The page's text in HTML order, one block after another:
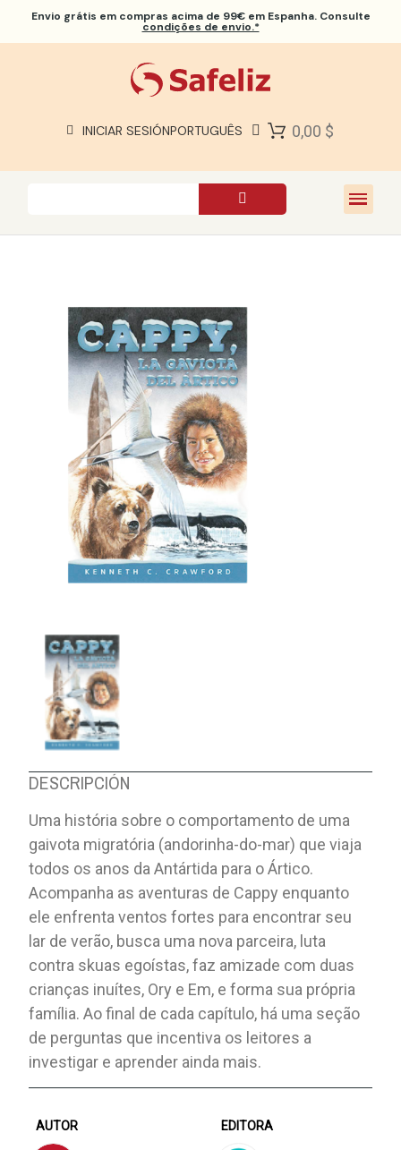
Envio grátis em compras acima de 99€ em Espanha. Consulte
condições de envio.*
INICIAR SESIÓNPORTUGUÊS 0,00 $
SOBRE NÓS
DESCRIPCIÓN
Uma história sobre o comportamento de uma
gaivota migratória (andorinha-do-mar) que viaja
todos os anos da Antártida para o Ártico.
Acompanha as aventuras de Cappy enquanto
ele enfrenta ventos fortes para encontrar seu
lar de verão, busca uma nova parceira, luta
contra skuas egoístas, faz amizade com duas
crianças inuítes, Ory e Em, e forma sua própria
família. Ao final de cada capítulo, há uma seção
de perguntas que incentiva os leitores a
investigar e aprender ainda mais.
AUTOR EDITORA